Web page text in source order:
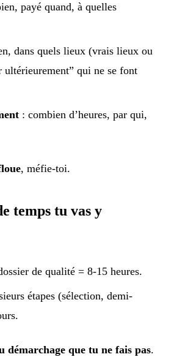
payé quand, à quelles
dans quels lieux (vrais lieux ou
ultérieurement” qui ne se font
: combien d’heures, par qui,
, méfie-toi.
temps tu vas y
de qualité = 8-15 heures.
étapes (sélection, demi-
démarchage que tu ne fais pas.